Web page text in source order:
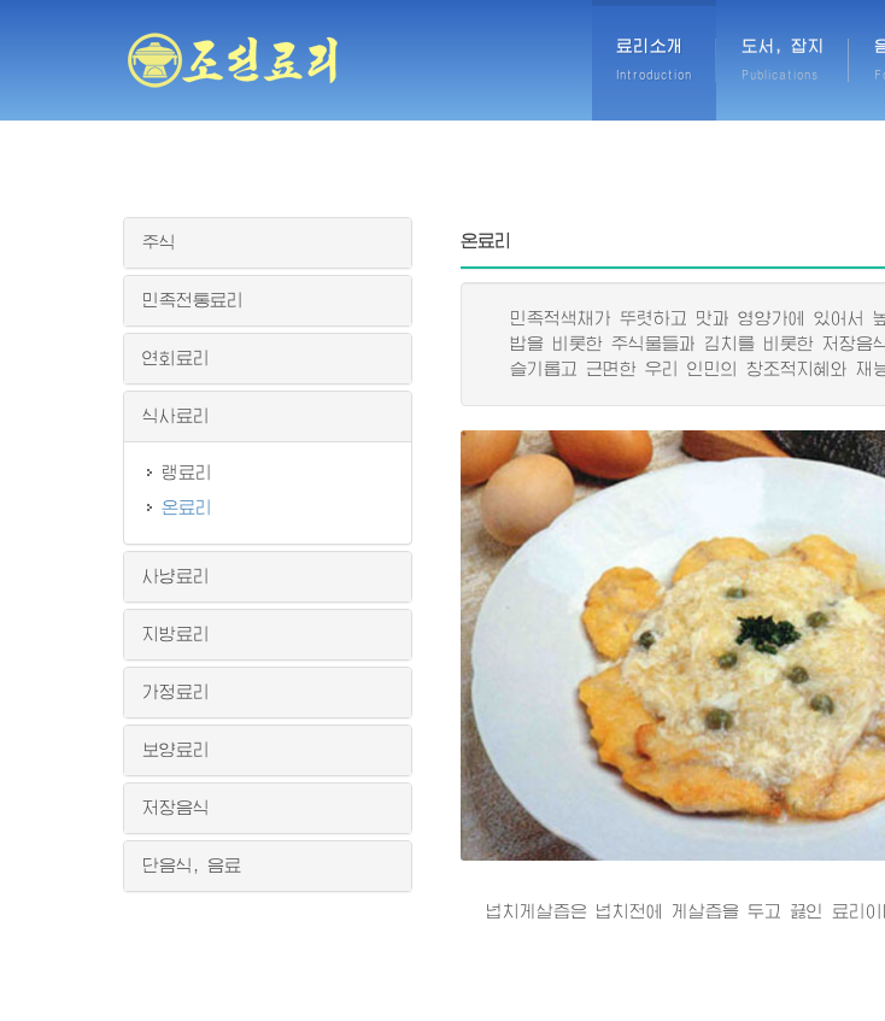
료리소개
Introduction
도서, 잡지
Publications
온료리
민족적색채가 뚜렷하고 맛과 영양가에 있어서
밥을 비롯한 주식물들과 김치를 비롯한 저장음
슬기롭고 근면한 우리 인민의 창조적지혜와 재
넙치게살즙은 넙치전에 게살즙을 두고 끓인 료리이
주식
민족전통료리
연회료리
식사료리
랭료리
온료리
사냥료리
지방료리
가정료리
보양료리
저장음식
단음식, 음료